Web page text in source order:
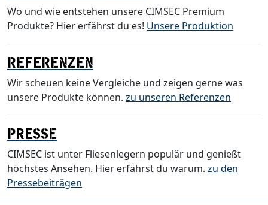
Wo und wie entstehen unsere CIMSEC Premium
Produkte? Hier erfährst du es! Unsere Produktion
REFERENZEN
Wir scheuen keine Vergleiche und zeigen gerne was
unsere Produkte können. zu unseren Referenzen
PRESSE
CIMSEC ist unter Fliesenlegern populär und genießt
höchstes Ansehen. Hier erfährst du warum. zu den
Pressebeiträgen